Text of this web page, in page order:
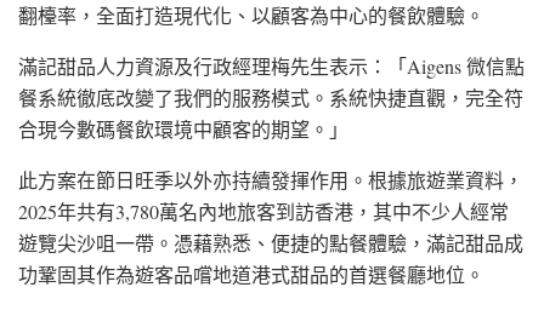
翻檯率，全面打造現代化、以顧客為中心的餐飲體驗。
滿記甜品人力資源及行政經理梅先生表示：「Aigens 微信點
餐系統徹底改變了我們的服務模式。系統快捷直觀，完全符
合現今數碼餐飲環境中顧客的期望。」
此方案在節日旺季以外亦持續發揮作用。根據旅遊業資料，
2025年共有3,780萬名內地旅客到訪香港，其中不少人經常
遊覽尖沙咀一帶。憑藉熟悉、便捷的點餐體驗，滿記甜品成
功鞏固其作為遊客品嚐地道港式甜品的首選餐廳地位。